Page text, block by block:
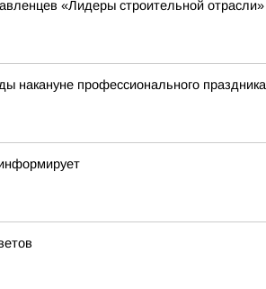
«Лидеры строительной отрасли»
накануне профессионального праздника